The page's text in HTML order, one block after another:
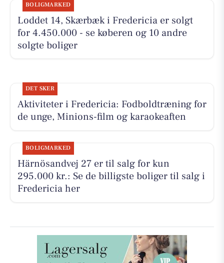
BOLIGMARKED
Loddet 14, Skærbæk i Fredericia er solgt
for 4.450.000 - se køberen og 10 andre
solgte boliger
DET SKER
Aktiviteter i Fredericia: Fodboldtræning for
de unge, Minions-film og karaokeaften
BOLIGMARKED
Härnösandvej 27 er til salg for kun
295.000 kr.: Se de billigste boliger til salg i
Fredericia her